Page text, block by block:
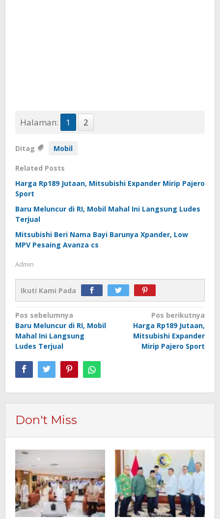
Halaman: 1 2
Ditag Mobil
Related Posts
Harga Rp189 Jutaan, Mitsubishi Expander Mirip Pajero
Sport
Baru Meluncur di RI, Mobil Mahal Ini Langsung Ludes
Terjual
Mitsubishi Beri Nama Bayi Barunya Xpander, Low
MPV Pesaing Avanza cs
Admin
Ikuti Kami Pada
Navigasi
pos
Pos sebelumnya
Baru Meluncur di RI, Mobil
Mahal Ini Langsung
Ludes Terjual
Pos berikutnya
Harga Rp189 Jutaan,
Mitsubishi Expander
Mirip Pajero Sport
Don't Miss